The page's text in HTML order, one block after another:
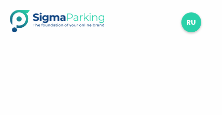
RU